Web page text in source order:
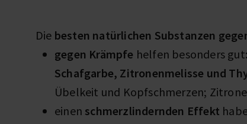
Die besten natürlichen Substanzen
gegen Krämpfe helfen besonders gut:
Schafgarbe, Zitronenmelisse und
Übelkeit und Kopfschmerzen;
einen schmerzlindernden Effekt